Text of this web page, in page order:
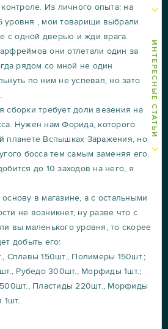
ИНТЕРЕСНЫЕ СТАТЬИ
Из личного опыта: на
уровня , мои товарищи выбрали
с одной дверью и жди врага.
они отлетали один за
рядом со мной не один
по ним не успевал, но зато
сборки требует доли везения на
Нужен нам Форида, которого
планете Вспышках Заражения, но
босса тем самым заменяя его.
до 10 заходов на него, я
в магазине, а с остальными
не возникнет, ну разве что с
вы маленького уровня, то скорее
добыть его:
Сплавы 150шт., Полимеры 150шт.;
Рубедо 300шт., Морфиды 1шт.;
Пластиды 220шт., Морфиды
1шт.